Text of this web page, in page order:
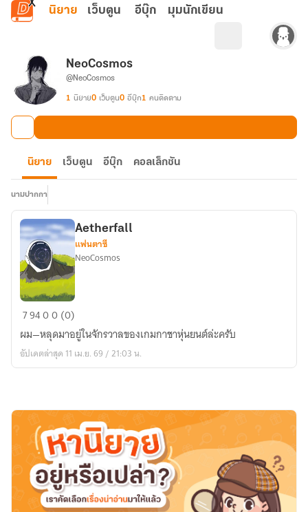
ข้ามไปยังเนื้อหาหลัก
นิยาย เว็บตูน อีบุ๊ก มุมนักเขียน
NeoCosmos
@NeoCosmos
1 นิยาย0 เว็บตูน0 อีบุ๊ก1 คนติดตาม
นิยาย เว็บตูน อีบุ๊ก คอลเล็กชัน
นามปากกา
Aetherfall
Aetherfall
แฟนตาซี
NeoCosmos
79400 (0)
ผม—หลุดมาอยู่ในจักรวาลของเกมกาชาหุ่นยนต์ล่ะครับ
อัปเดตล่าสุด 11 เม.ย. 69 / 21:03 น.